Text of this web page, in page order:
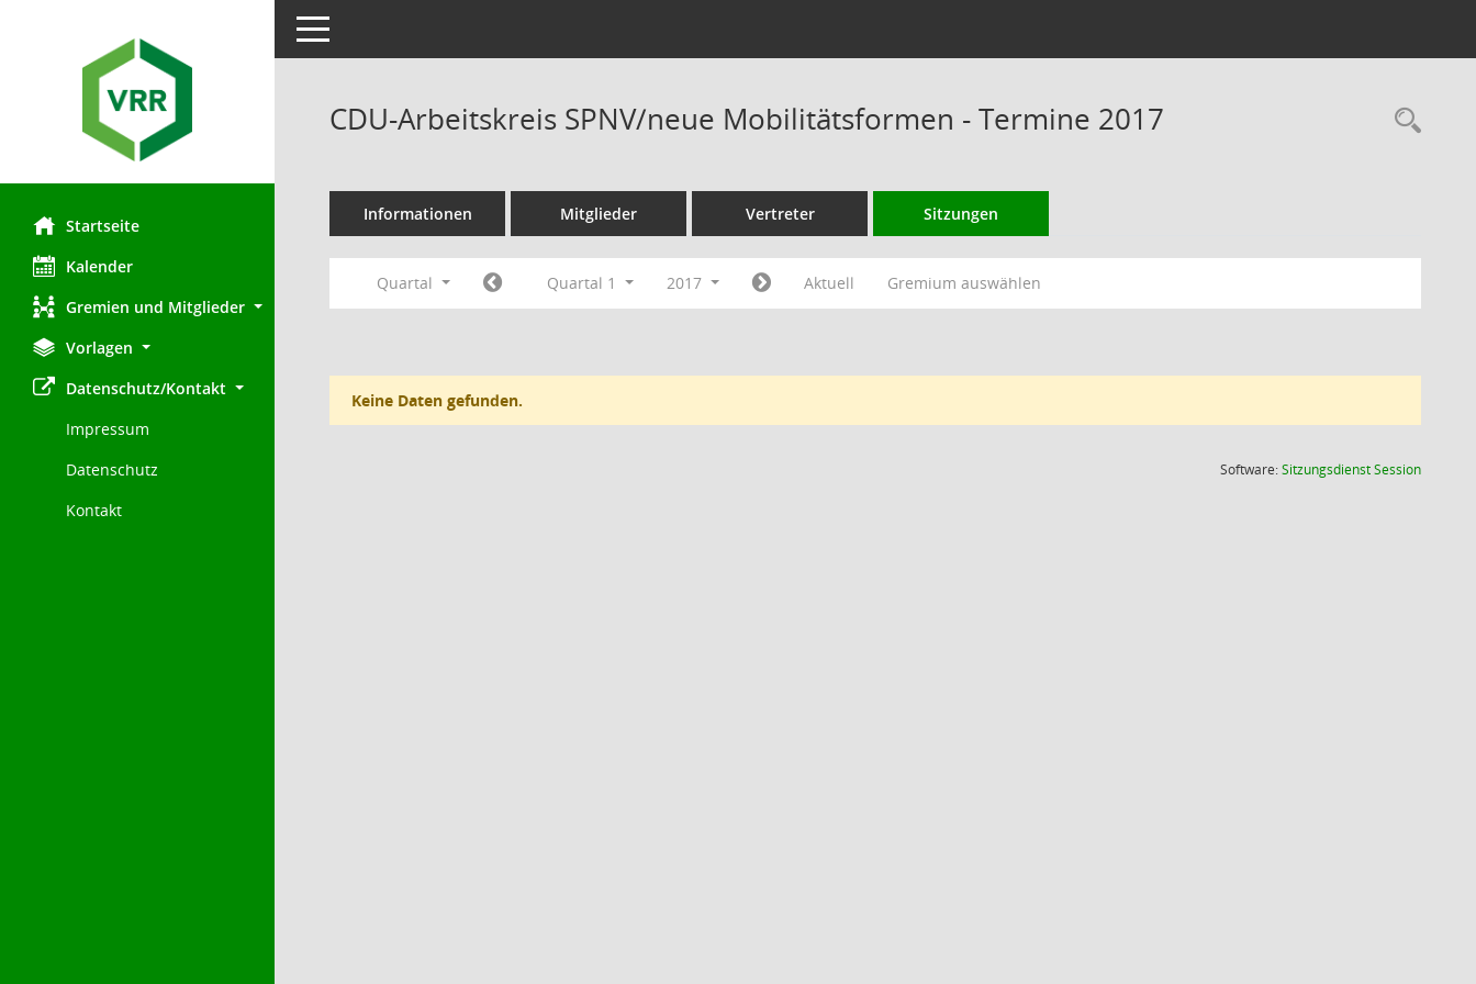
Startseite
Kalender
Gremien und Mitglieder
Vorlagen
Datenschutz/Kontakt
Impressum
Datenschutz
Kontakt
Toggle navigation
CDU-Arbeitskreis SPNV/neue Mobilitätsformen - Termine 2017
Informationen Mitglieder Vertreter Sitzungen
Quartal Quartal 1 2017 Aktuell Gremium auswählen
Keine Daten gefunden.
Software:SitzungsdienstSession(Wird in